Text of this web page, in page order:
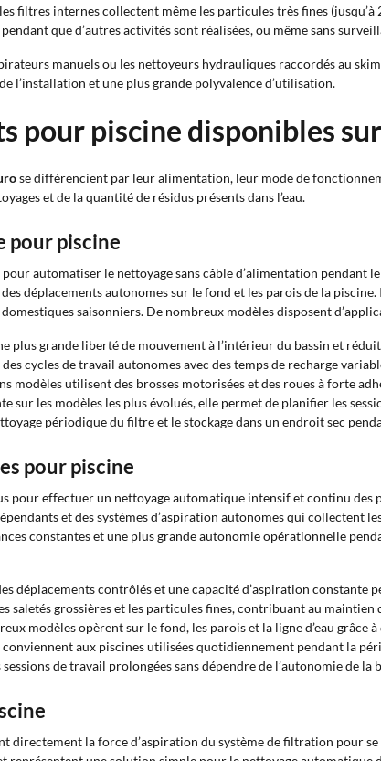
filtres internes collectent même les particules très fines
que d’autres activités sont réalisées, ou même sans
manuels ou les nettoyeurs hydrauliques raccordés au
l’installation et une plus grande polyvalence d’utilisation.
pour piscine disponibles
se différencient par leur alimentation, leur mode de
et de la quantité de résidus présents dans l’eau.
pour piscine
automatiser le nettoyage sans câble d’alimentation
déplacements autonomes sur le fond et les parois de la
saisonniers. De nombreux modèles disposent
plus grande liberté de mouvement à l’intérieur du bassin et
cycles de travail autonomes avec des temps de recharge
modèles utilisent des brosses motorisées et des roues à forte
sur les modèles les plus évolués, elle permet de planifier les
périodique du filtre et le stockage dans un endroit sec
pour piscine
pour effectuer un nettoyage automatique intensif et continu des
et des systèmes d’aspiration autonomes qui collectent
constantes et une plus grande autonomie opérationnelle
déplacements contrôlés et une capacité d’aspiration constante
saletés grossières et les particules fines, contribuant au maintien
modèles opèrent sur le fond, les parois et la ligne d’eau grâce
conviennent aux piscines utilisées quotidiennement pendant la
sessions de travail prolongées sans dépendre de l’autonomie de la
directement la force d’aspiration du système de filtration pour